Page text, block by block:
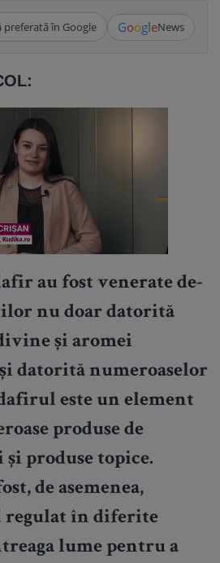
preferată în Google GoogleNews
au fost venerate de-
nu doar datorită
și aromei
datorită numeroaselor
este un element
produse de
produse topice.
de asemenea,
în diferite
lume pentru a